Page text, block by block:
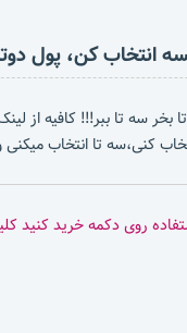
انتخاب کن، پول
بخر سه تا ببر!!! کافیه از
کنی،سه تا انتخاب
روی دکمه خرید کنید